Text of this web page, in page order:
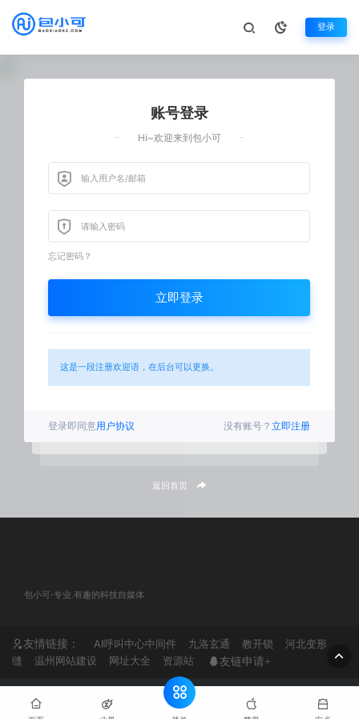
登录
账号登录
Hi~欢迎来到包小可
忘记密码？
立即登录
这是一段注册欢迎语，在后台可以更换。
登录即同意用户协议 没有账号？ 立即注册
返回首页
包小可-专业.有趣的科技自媒体
友情链接： AI呼叫中心中间件 九洛玄通 教开锁
河北变形
缝
温州网站建设 网址大全 资源站 友链申请+
© 2020 包小可-专业.有趣的科技自媒体. All rights reserved
网站地
粤ICP备2024184932号-1